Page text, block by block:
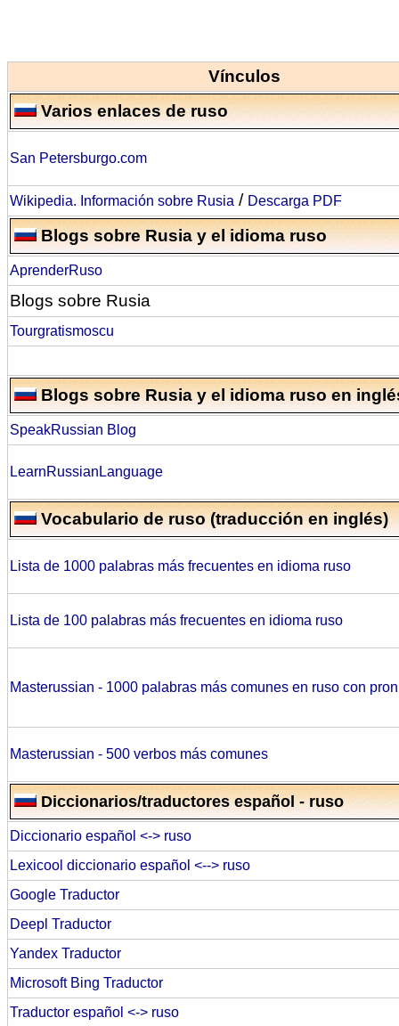
Vínculos
Varios enlaces de ruso
San Petersburgo.com
Wikipedia. Información sobre Rusia / Descarga PDF
Blogs sobre Rusia y el idioma ruso
AprenderRuso
Blogs sobre Rusia
Tourgratismoscu
Blogs sobre Rusia y el idioma ruso en
SpeakRussian Blog
LearnRussianLanguage
Vocabulario de ruso (traducción en inglés)
Lista de 1000 palabras más frecuentes en idioma ruso
Lista de 100 palabras más frecuentes en idioma ruso
Masterussian - 1000 palabras más comunes en ruso con
Masterussian - 500 verbos más comunes
Diccionarios/traductores español - ruso
Diccionario español <-> ruso
Lexicool diccionario español <--> ruso
Google Traductor
Deepl Traductor
Yandex Traductor
Microsoft Bing Traductor
Traductor español <-> ruso